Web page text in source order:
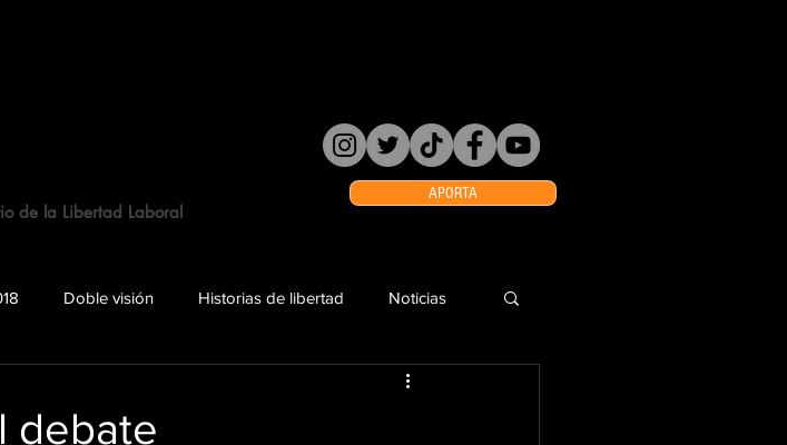
de la Libertad Laboral
APORTA
Doble visión Historias de libertad Noticias
debate